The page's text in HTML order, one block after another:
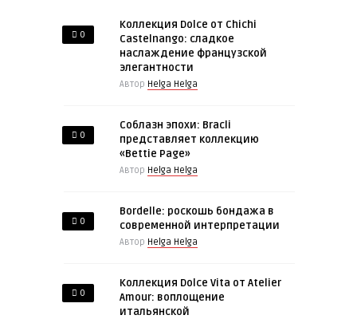
0
Коллекция Dolce от Chichi
Castelnango: сладкое
наслаждение французской
элегантности
Автор Helga Helga
0
Соблазн эпохи: Bracli
представляет коллекцию
«Bettie Page»
Автор Helga Helga
0
Bordelle: роскошь бондажа в
современной интерпретации
Автор Helga Helga
0
Коллекция Dolce Vita от Atelier
Amour: воплощение
итальянской